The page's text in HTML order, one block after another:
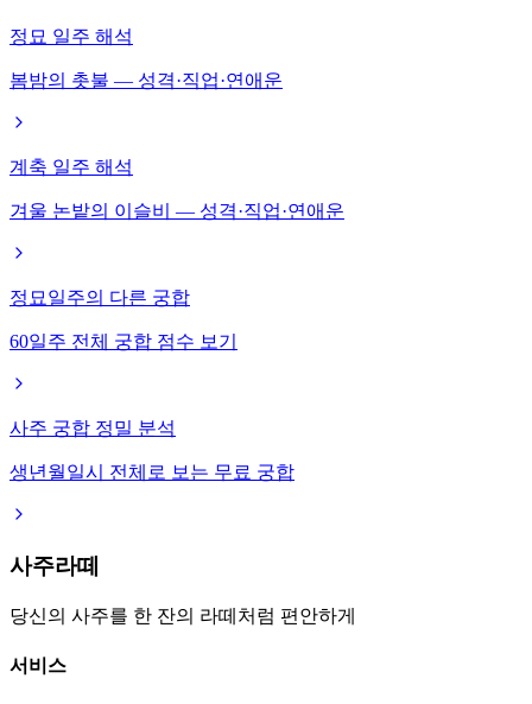
정묘 일주 해석
봄밤의 촛불 — 성격·직업·연애운
계축 일주 해석
겨울 논밭의 이슬비 — 성격·직업·연애운
정묘일주의 다른 궁합
60일주 전체 궁합 점수 보기
사주 궁합 정밀 분석
생년월일시 전체로 보는 무료 궁합
사주라떼
당신의 사주를 한 잔의 라떼처럼 편안하게
서비스